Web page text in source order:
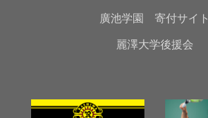
廣池学園 寄付サイト
麗澤大学後援会